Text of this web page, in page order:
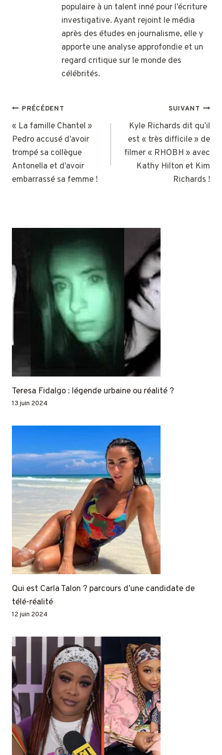
populaire à un talent inné pour l’écriture
investigative. Ayant rejoint le média
après des études en journalisme, elle y
apporte une analyse approfondie et un
regard critique sur le monde des
célébrités.
NAVIGATION
DE
L’ARTICLE
PRÉCÉDENT
« La famille Chantel »
Pedro accusé d’avoir
trompé sa collègue
Antonella et d’avoir
embarrassé sa femme !
SUIVANT
Kyle Richards dit qu’il
est « très difficile » de
filmer « RHOBH » avec
Kathy Hilton et Kim
Richards !
Teresa Fidalgo : légende urbaine ou réalité ?
13 juin 2024
Qui est Carla Talon ? parcours d’une candidate de
télé-réalité
12 juin 2024